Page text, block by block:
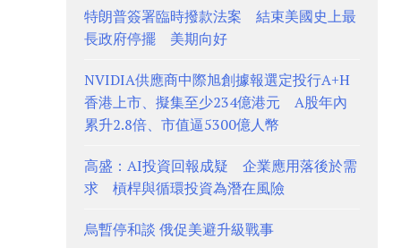
特朗普簽署臨時撥款法案 結束美國史上最
長政府停擺 美期向好
NVIDIA供應商中際旭創據報選定投行A+H
香港上市、擬集至少234億港元 A股年內
累升2.8倍、市值逼5300億人幣
高盛：AI投資回報成疑 企業應用落後於需
求 槓桿與循環投資為潛在風險
烏暫停和談 俄促美避升級戰事